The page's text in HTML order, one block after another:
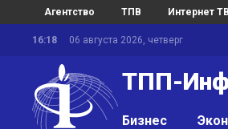
Агентство ТПВ Интернет ТВ
16:18 06 августа 2026, четверг
ТПП-
Бизнес